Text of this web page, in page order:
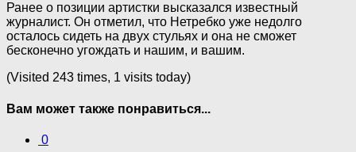
Ранее о позиции артистки высказался известный
журналист. Он отметил, что Нетребко уже недолго
осталось сидеть на двух стульях и она не сможет
бесконечно угождать и нашим, и вашим.
(Visited 243 times, 1 visits today)
Вам может также понравиться...
0